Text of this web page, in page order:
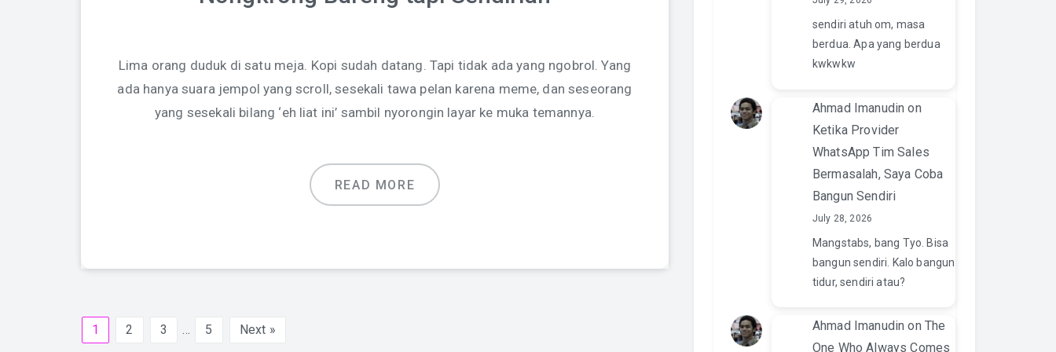
Lima orang duduk di satu meja. Kopi sudah datang. Tapi tidak ada yang ngobrol. Yang
ada hanya suara jempol yang scroll, sesekali tawa pelan karena meme, dan seseorang
yang sesekali bilang ‘eh liat ini’ sambil nyorongin layar ke muka temannya.
READ MORE
1 2 3 … 5 Next »
sendiri atuh om, masa
berdua. Apa yang berdua
kwkwkw
Ahmad Imanudin on
Ketika Provider
WhatsApp Tim Sales
Bermasalah, Saya Coba
Bangun Sendiri
July 28, 2026
Mangstabs, bang Tyo. Bisa
bangun sendiri. Kalo bangun
tidur, sendiri atau?
Ahmad Imanudin on The
One Who Always Comes